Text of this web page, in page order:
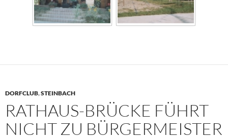
DORFCLUB,STEINBACH
RATHAUS-BRÜCKE FÜHRT
NICHT ZU BÜRGERMEISTER